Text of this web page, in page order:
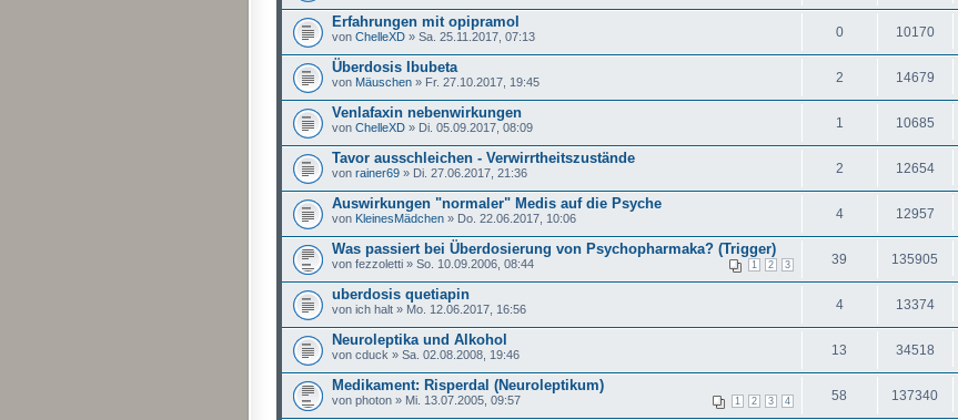
Erfahrungen mit opipramol
von ChelleXD » Sa. 25.11.2017, 07:13 0 10170
Überdosis Ibubeta
von Mäuschen » Fr. 27.10.2017, 19:45 2 14679
Venlafaxin nebenwirkungen
von ChelleXD » Di. 05.09.2017, 08:09 1 10685
Tavor ausschleichen - Verwirrtheitszustände
von rainer69 » Di. 27.06.2017, 21:36 2 12654
Auswirkungen "normaler" Medis auf die Psyche
von KleinesMädchen » Do. 22.06.2017, 10:06 4 12957
Was passiert bei Überdosierung von Psychopharmaka? (Trigger)
1 2 3
von fezzoletti » So. 10.09.2006, 08:44 39 135905
uberdosis quetiapin
von ich halt » Mo. 12.06.2017, 16:56 4 13374
Neuroleptika und Alkohol
von cduck » Sa. 02.08.2008, 19:46 13 34518
Medikament: Risperdal (Neuroleptikum)
1 2 3 4
von photon » Mi. 13.07.2005, 09:57 58 137340